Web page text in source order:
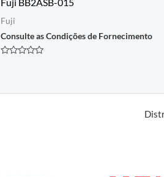
Fuji
Consulte as Condições de Fornecimento